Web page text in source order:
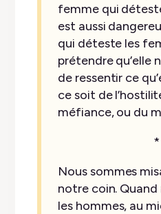
femme qui
est aussi
qui déteste les
prétendre qu’elle
de ressentir ce
ce soit de
méfiance, ou du
*
Nous sommes
notre coin.
les hommes, au